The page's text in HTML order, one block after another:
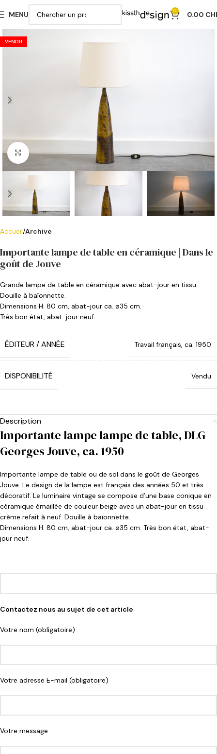
MENU 0 0.00
VENDU
Cliquer pour agrandir
Accueil Archive
Importante lampe de table en céramique | Dans le
goût de Jouve
Grande lampe de table en céramique avec abat-jour en tissu.
Douille à baïonnette.
Dimensions H: 80 cm, abat-jour ca. ø35 cm.
Très bon état, abat-jour neuf.
ÉDITEUR / ANNÉE Travail français, ca. 1950
DISPONIBILITÉ Vendu
Description
Importante lampe lampe de table, DLG
Georges Jouve, ca. 1950
Importante lampe de table ou de sol dans le goût de Georges
Jouve. Le design de la lampe est français des années 50 et très
décoratif. Le luminaire vintage se compose d’une base conique en
céramique émaillée de couleur beige avec un abat-jour en tissu
crème refait à neuf. Douille à baïonnette.
Dimensions H: 80 cm, abat-jour ca. ø35 cm. Très bon état, abat-
jour neuf.
Contactez nous au sujet de cet article
Votre nom (obligatoire)
Votre adresse E-mail (obligatoire)
Votre message